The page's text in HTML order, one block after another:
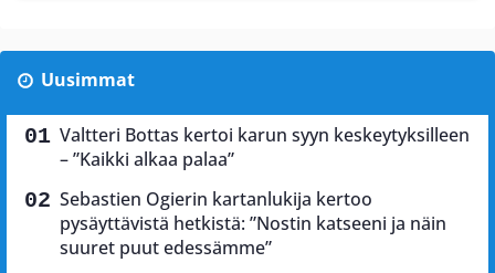
Uusimmat
Valtteri Bottas kertoi karun syyn keskeytyksilleen
– ”Kaikki alkaa palaa”
Sebastien Ogierin kartanlukija kertoo
pysäyttävistä hetkistä: ”Nostin katseeni ja näin
suuret puut edessämme”